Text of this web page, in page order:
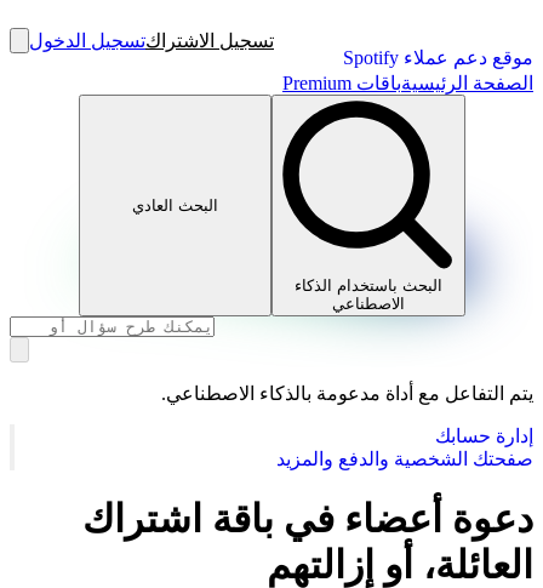
موقع دعم عملاء Spotify
تسجيل الاشتراكتسجيل الدخول
الصفحة الرئيسيةباقات Premium
البحث باستخدام الذكاء
الاصطناعي
البحث العادي
يتم التفاعل مع أداة مدعومة بالذكاء الاصطناعي.
إدارة حسابك
صفحتك الشخصية والدفع والمزيد
دعوة أعضاء في باقة اشتراك
العائلة، أو إزالتهم